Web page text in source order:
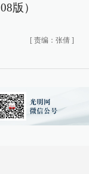
版）
[ 责编：张倩 ]